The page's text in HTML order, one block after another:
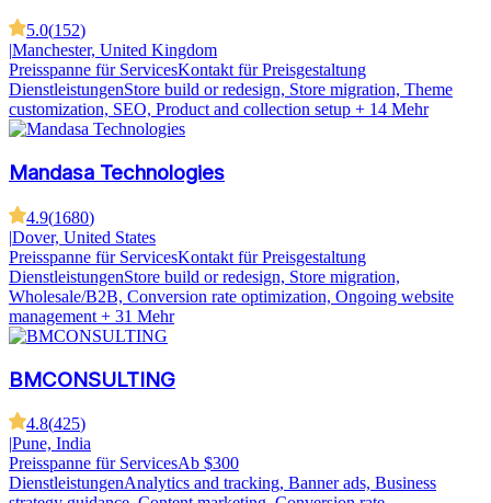
5.0(152)
Manchester, United Kingdom
Preisspanne für ServicesKontakt für Preisgestaltung
DienstleistungenStore build or redesign, Store migration, Theme
customization, SEO, Product and collection setup + 14 Mehr
Mandasa Technologies
4.9(1680)
|Dover, United States
Preisspanne für ServicesKontakt für Preisgestaltung
DienstleistungenStore build or redesign, Store migration,
Wholesale/B2B, Conversion rate optimization, Ongoing website
management + 31 Mehr
BMCONSULTING
4.8(425)
|Pune, India
Preisspanne für ServicesAb $300
DienstleistungenAnalytics and tracking, Banner ads, Business